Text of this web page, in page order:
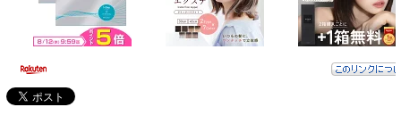
徹底解説
docker-compose × .envファイル
で環境切り替え｜実践的な使い